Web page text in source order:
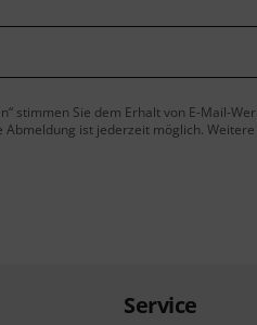
stimmen Sie dem Erhalt von E-Mail-
Abmeldung ist jederzeit möglich.
Service